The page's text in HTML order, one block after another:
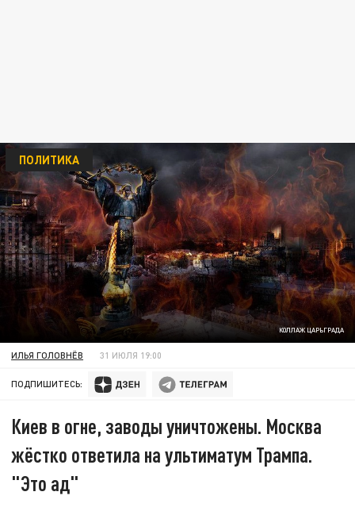
КОЛЛАЖ ЦАРЬГРАДА
ПОЛИТИКА
ИЛЬЯ ГОЛОВНЁВ 31 ИЮЛЯ 19:00
ПОДПИШИТЕСЬ:
Киев в огне, заводы уничтожены. Москва
жёстко ответила на ультиматум Трампа.
"Это ад"